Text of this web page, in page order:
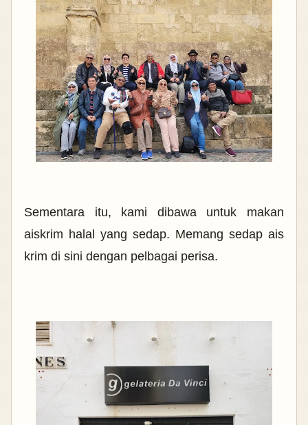
Sementara itu, kami dibawa untuk makan
aiskrim halal yang sedap. Memang sedap ais
krim di sini dengan pelbagai perisa.